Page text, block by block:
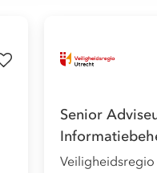
Senior
Veiligheidsregio